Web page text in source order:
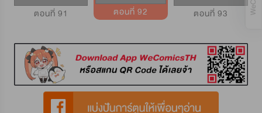
ตอนที่ 91 ตอนที่ 92 ตอนที่ 93